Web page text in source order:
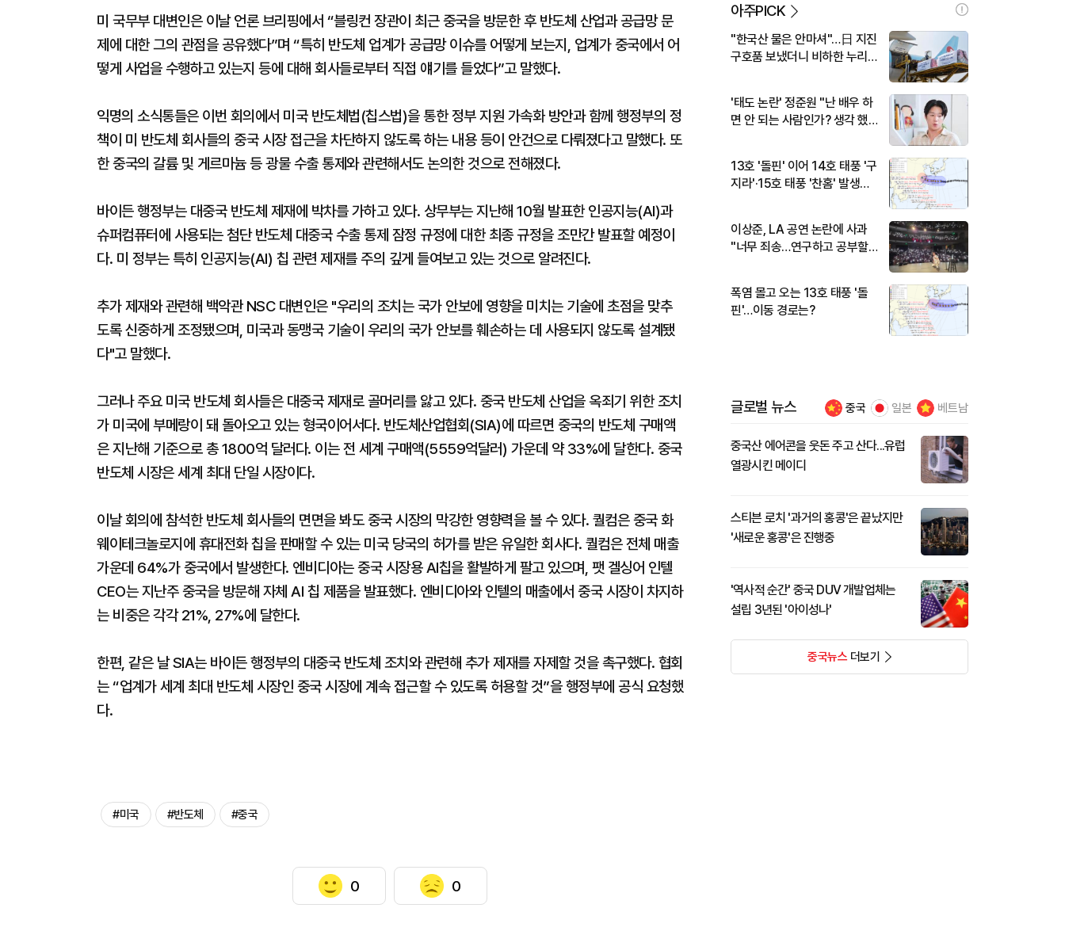
미 국무부 대변인은 이날 언론 브리핑에서 “블링컨 장관이 최근 중국을 방문한 후 반도체 산업과 공급망 문
제에 대한 그의 관점을 공유했다”며 “특히 반도체 업계가 공급망 이슈를 어떻게 보는지, 업계가 중국에서 어
떻게 사업을 수행하고 있는지 등에 대해 회사들로부터 직접 얘기를 들었다”고 말했다.
익명의 소식통들은 이번 회의에서 미국 반도체법(칩스법)을 통한 정부 지원 가속화 방안과 함께 행정부의 정
책이 미 반도체 회사들의 중국 시장 접근을 차단하지 않도록 하는 내용 등이 안건으로 다뤄졌다고 말했다. 또
한 중국의 갈륨 및 게르마늄 등 광물 수출 통제와 관련해서도 논의한 것으로 전해졌다.
바이든 행정부는 대중국 반도체 제재에 박차를 가하고 있다. 상무부는 지난해 10월 발표한 인공지능(AI)과
슈퍼컴퓨터에 사용되는 첨단 반도체 대중국 수출 통제 잠정 규정에 대한 최종 규정을 조만간 발표할 예정이
다. 미 정부는 특히 인공지능(AI) 칩 관련 제재를 주의 깊게 들여보고 있는 것으로 알려진다.
추가 제재와 관련해 백악관 NSC 대변인은 "우리의 조치는 국가 안보에 영향을 미치는 기술에 초점을 맞추
도록 신중하게 조정됐으며, 미국과 동맹국 기술이 우리의 국가 안보를 훼손하는 데 사용되지 않도록 설계됐
다"고 말했다.
그러나 주요 미국 반도체 회사들은 대중국 제재로 골머리를 앓고 있다. 중국 반도체 산업을 옥죄기 위한 조치
가 미국에 부메랑이 돼 돌아오고 있는 형국이어서다. 반도체산업협회(SIA)에 따르면 중국의 반도체 구매액
은 지난해 기준으로 총 1800억 달러다. 이는 전 세계 구매액(5559억달러) 가운데 약 33%에 달한다. 중국
반도체 시장은 세계 최대 단일 시장이다.
이날 회의에 참석한 반도체 회사들의 면면을 봐도 중국 시장의 막강한 영향력을 볼 수 있다. 퀄컴은 중국 화
웨이테크놀로지에 휴대전화 칩을 판매할 수 있는 미국 당국의 허가를 받은 유일한 회사다. 퀄컴은 전체 매출
가운데 64%가 중국에서 발생한다. 엔비디아는 중국 시장용 AI칩을 활발하게 팔고 있으며, 팻 겔싱어 인텔
CEO는 지난주 중국을 방문해 자체 AI 칩 제품을 발표했다. 엔비디아와 인텔의 매출에서 중국 시장이 차지하
는 비중은 각각 21%, 27%에 달한다.
한편, 같은 날 SIA는 바이든 행정부의 대중국 반도체 조치와 관련해 추가 제재를 자제할 것을 촉구했다. 협회
는 “업계가 세계 최대 반도체 시장인 중국 시장에 계속 접근할 수 있도록 허용할 것”을 행정부에 공식 요청했
다.
#미국 #반도체 #중국
0 0
아주PICK
"한국산 물은 안마셔"…日 지진
구호품 보냈더니 비하한 누리
'태도 논란' 정준원 "난 배우 하
면 안 되는 사람인가? 생각 했
13호 '돌핀' 이어 14호 태풍 '구
지라'·15호 태풍 '찬홈' 발생…
이상준, LA 공연 논란에 사과
"너무 죄송…연구하고 공부할
폭염 몰고 오는 13호 태풍 '돌
핀'…이동 경로는?
글로벌 뉴스 중국 일본 베트남
중국산 에어콘을 웃돈 주고 산다...유럽
열광시킨 메이디
스티븐 로치 '과거의 홍콩'은 끝났지만
'새로운 홍콩'은 진행중
'역사적 순간' 중국 DUV 개발업체는
설립 3년된 '아이성나'
중국뉴스더보기